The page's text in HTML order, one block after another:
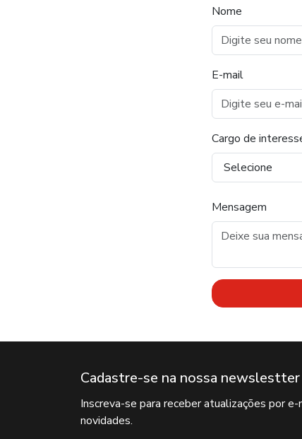
Nome
E-mail
Cargo de
Mensagem
Cadastre-se na nossa
Inscreva-se para receber atualizações por
novidades.